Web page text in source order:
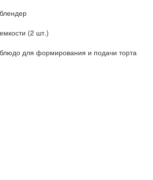
блендер
емкости (2 шт.)
блюдо для формирования и подачи торта